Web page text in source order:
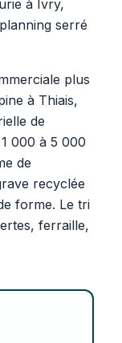
à Ivry,
serré
plus
à Thiais,
de
000 à 5 000
de
recyclée
forme. Le tri
ferraille,